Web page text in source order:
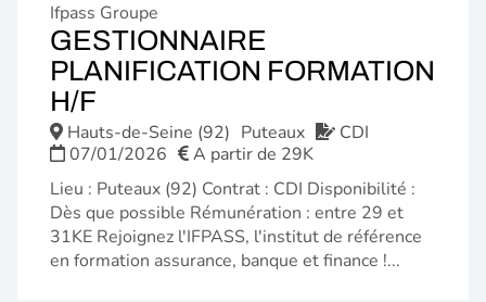
Ifpass Groupe
GESTIONNAIRE
PLANIFICATION FORMATION
H/F
FENÊTRE)
Hauts-de-Seine (92) Puteaux
CDI
07/01/2026
A partir de 29K
Lieu : Puteaux (92) Contrat : CDI Disponibilité :
Dès que possible Rémunération : entre 29 et
31KE Rejoignez l'IFPASS, l'institut de référence
en formation assurance, banque et finance !...